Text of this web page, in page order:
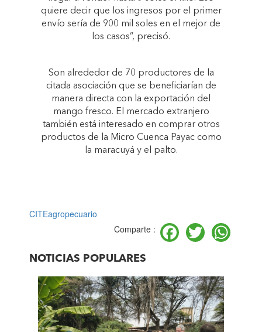
quiere decir que los ingresos por el primer
envío sería de 900 mil soles en el mejor de
los casos”, precisó.
Son alrededor de 70 productores de la
citada asociación que se beneficiarían de
manera directa con la exportación del
mango fresco. El mercado extranjero
también está interesado en comprar otros
productos de la Micro Cuenca Payac como
la maracuyá y el palto.
CITEagropecuario
Comparte :
Facebook
Twitter
NOTICIAS POPULARES